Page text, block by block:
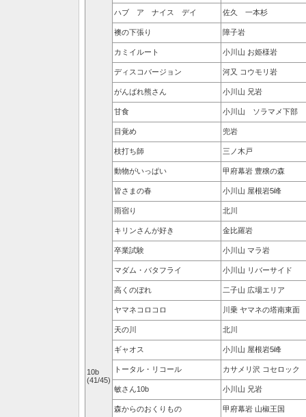
10b
(41/45)
ハブ ア ナイス デイ 佐久 一本杉
襖の下張り 障子岩
カミイルート 小川山 お姫様岩
ディスコバージョン 河又 コウモリ岩
がんばれ熊さん 小川山 兄岩
甘食 小川山 ソラマメ下部
目覚め 兜岩
枝打ち師 三ノ木戸
動物がいっぱい 甲府幕岩 豊穣の森
皆さまの春 小川山 屋根岩5峰
雨宿り 北川
キリンさんが好き 金比羅岩
卒業試験 小川山 マラ岩
マダム・バタフライ 小川山 リバーサイド
高くのぼれ 二子山 広場エリア
ヤマネコロコロ 川乗 ヤマネの塔南東面
天の川 北川
ギャオス 小川山 屋根岩5峰
トータル・リコール カサメリ沢 コセロック
敏さん10b 小川山 兄岩
森からのおくりもの 甲府幕岩 山椒王国